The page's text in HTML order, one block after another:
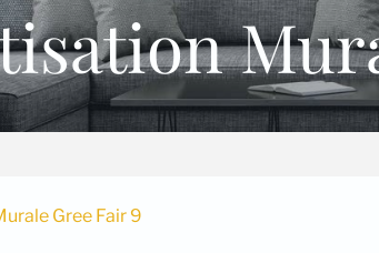
Gree Fair 9